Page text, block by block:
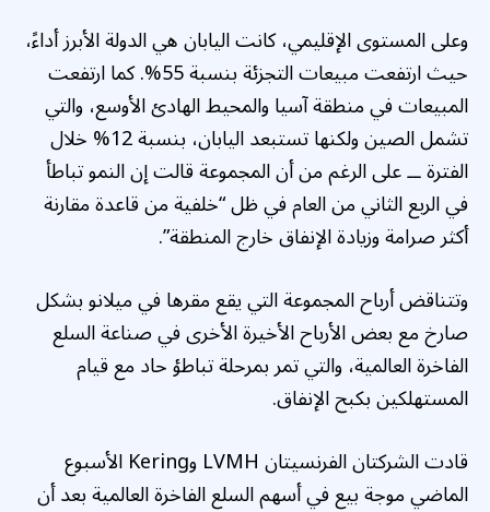
وعلى المستوى الإقليمي، كانت اليابان هي الدولة الأبرز أداءً،
حيث ارتفعت مبيعات التجزئة بنسبة 55%. كما ارتفعت
المبيعات في منطقة آسيا والمحيط الهادئ الأوسع، والتي
تشمل الصين ولكنها تستبعد اليابان، بنسبة 12% خلال
الفترة ــ على الرغم من أن المجموعة قالت إن النمو تباطأ
في الربع الثاني من العام في ظل “خلفية من قاعدة مقارنة
أكثر صرامة وزيادة الإنفاق خارج المنطقة”.
وتتناقض أرباح المجموعة التي يقع مقرها في ميلانو بشكل
صارخ مع بعض الأرباح الأخيرة الأخرى في صناعة السلع
الفاخرة العالمية، والتي تمر بمرحلة تباطؤ حاد مع قيام
المستهلكين بكبح الإنفاق.
قادت الشركتان الفرنسيتان LVMH وKering الأسبوع
الماضي موجة بيع في أسهم السلع الفاخرة العالمية بعد أن